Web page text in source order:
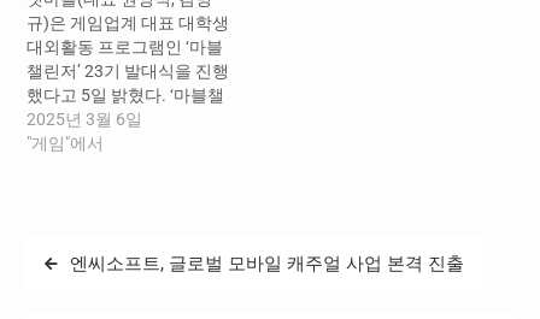
년 10월 31일까지의 데이터
를 분석했다. ​ 올해 네이버
블로그에서는 214만 개의
새로운 블로그가 생성되었
으며,…
규)은 게임업계 대표 대학생
대외활동 프로그램인 ‘마블
챌린저’ 23기 발대식을 진행
했다고 5일 밝혔다. ‘마블챌
린저’로 선발된 학생들은 오
는 8월까지 약 6개월 동안 ▲
한 실무를 체험하게 된다. 또
2025년 3월 6일
"게임"에서
글
엔씨소프트, 글로벌 모바일 캐주얼 사업 본격 진출